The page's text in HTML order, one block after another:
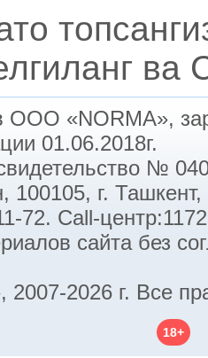
ва
ООО «NORMA»,
01.06.2018г.
№
100105, г.
72. Call-
сайта без
2026 г. Все
18+